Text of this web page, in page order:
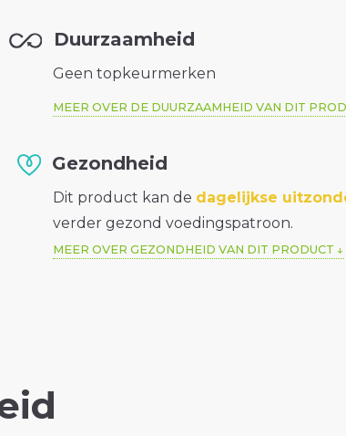
Duurzaamheid
Geen topkeurmerken
MEER OVER DE DUURZAAMHEID VAN DIT
Gezondheid
Dit product kan de dagelijkse
verder gezond voedingspatroon.
MEER OVER GEZONDHEID VAN DIT PRODUCT